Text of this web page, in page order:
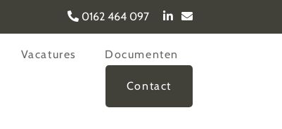
0162 464 097
Vacatures Documenten
Contact